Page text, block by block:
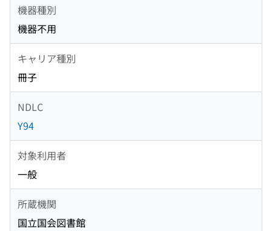
機器種別
機器不用
キャリア種別
冊子
NDLC
Y94
対象利用者
一般
所蔵機関
国立国会図書館